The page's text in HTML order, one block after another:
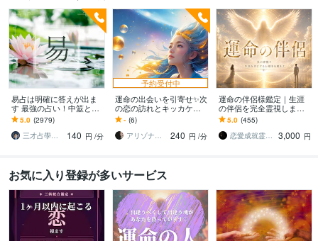
易占は明確に答えが出ま
す 最強の占い！中筮と略
筮の両方を使いあなたを
導く
5.0 (2979)
三才占學誠山協会／認定講師／原田 悟境
140 円 /分
予約受付中
運命の出会いを引寄せ✨次
の恋の訪れとキッカケ視
ます 未来の恋人はどんな
人？特徴・出会うタイミ
ングを詳しく視ます✨
- (6)
アリゾナ鑑定★Ayumi～愛結実
240 円 /分
運命の伴侶様鑑定｜生涯
の伴侶を完全霊視します 2
0年超の確かな霊能力で出
会いから婚期まで視通し
ます
5.0 (455)
恋愛成就霊能者 ✞ 桜庭カノン
3,000 円
お気に入り登録が多いサービス